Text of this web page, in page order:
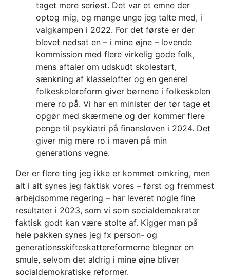
taget mere seriøst. Det var et emne der
optog mig, og mange unge jeg talte med, i
valgkampen i 2022. For det første er der
blevet nedsat en – i mine øjne – lovende
kommission med flere virkelig gode folk,
mens aftaler om udskudt skolestart,
sænkning af klasselofter og en generel
folkeskolereform giver børnene i folkeskolen
mere ro på. Vi har en minister der tør tage et
opgør med skærmene og der kommer flere
penge til psykiatri på finansloven i 2024. Det
giver mig mere ro i maven på min
generations vegne.
Der er flere ting jeg ikke er kommet omkring, men
alt i alt synes jeg faktisk vores – først og fremmest
arbejdsomme regering – har leveret nogle fine
resultater i 2023, som vi som socialdemokrater
faktisk godt kan være stolte af. Kigger man på
hele pakken synes jeg fx person- og
generationsskifteskattereformerne blegner en
smule, selvom det aldrig i mine øjne bliver
socialdemokratiske reformer.